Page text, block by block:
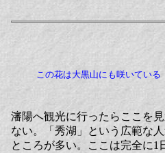
この花は大黒山にも咲いている
瀋陽へ観光に行ったらここを
ない。「秀湖」という広範な
ところが多い。ここは完全に1